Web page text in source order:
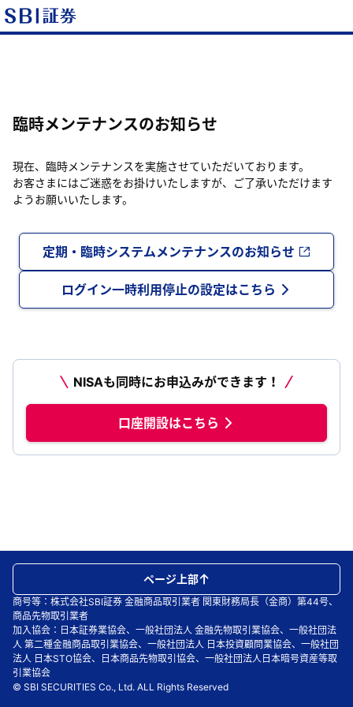
臨時メンテナンスのお知らせ
現在、臨時メンテナンスを実施させていただいております。
お客さまにはご迷惑をお掛けいたしますが、ご了承いただけます
ようお願いいたします。
定期・臨時システムメンテナンスのお知らせ
ログイン一時利用停止の設定はこちら
NISAも同時にお申込みができます！
口座開設はこちら
商号等：株式会社SBI証券 金融商品取引業者 関東財務局長（金商）第44号、
商品先物取引業者
加入協会：日本証券業協会、一般社団法人 金融先物取引業協会、一般社団法
人 第二種金融商品取引業協会、一般社団法人 日本投資顧問業協会、一般社団
法人 日本STO協会、日本商品先物取引協会、一般社団法人日本暗号資産等取
引業協会
© SBI SECURITIES Co., Ltd. ALL Rights Reserved
ページ上部